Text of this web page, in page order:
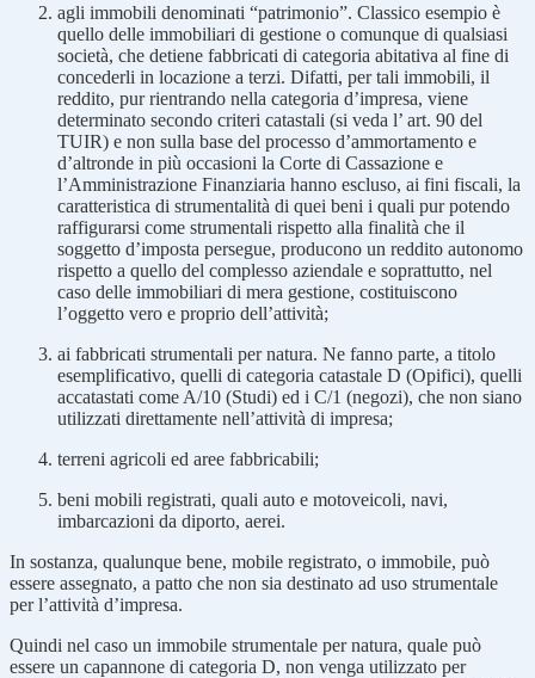
agli immobili denominati “patrimonio”. Classico esempio è
quello delle immobiliari di gestione o comunque di qualsiasi
società, che detiene fabbricati di categoria abitativa al fine di
concederli in locazione a terzi. Difatti, per tali immobili, il
reddito, pur rientrando nella categoria d’impresa, viene
determinato secondo criteri catastali (si veda l’ art. 90 del
TUIR) e non sulla base del processo d’ammortamento e
d’altronde in più occasioni la Corte di Cassazione e
l’Amministrazione Finanziaria hanno escluso, ai fini fiscali, la
caratteristica di strumentalità di quei beni i quali pur potendo
raffigurarsi come strumentali rispetto alla finalità che il
soggetto d’imposta persegue, producono un reddito autonomo
rispetto a quello del complesso aziendale e soprattutto, nel
caso delle immobiliari di mera gestione, costituiscono
l’oggetto vero e proprio dell’attività;
ai fabbricati strumentali per natura. Ne fanno parte, a titolo
esemplificativo, quelli di categoria catastale D (Opifici), quelli
accatastati come A/10 (Studi) ed i C/1 (negozi), che non siano
utilizzati direttamente nell’attività di impresa;
terreni agricoli ed aree fabbricabili;
beni mobili registrati, quali auto e motoveicoli, navi,
imbarcazioni da diporto, aerei.
In sostanza, qualunque bene, mobile registrato, o immobile, può
essere assegnato, a patto che non sia destinato ad uso strumentale
per l’attività d’impresa.
Quindi nel caso un immobile strumentale per natura, quale può
essere un capannone di categoria D, non venga utilizzato per